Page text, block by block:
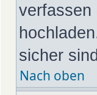
verfassen
sicher
Nach oben